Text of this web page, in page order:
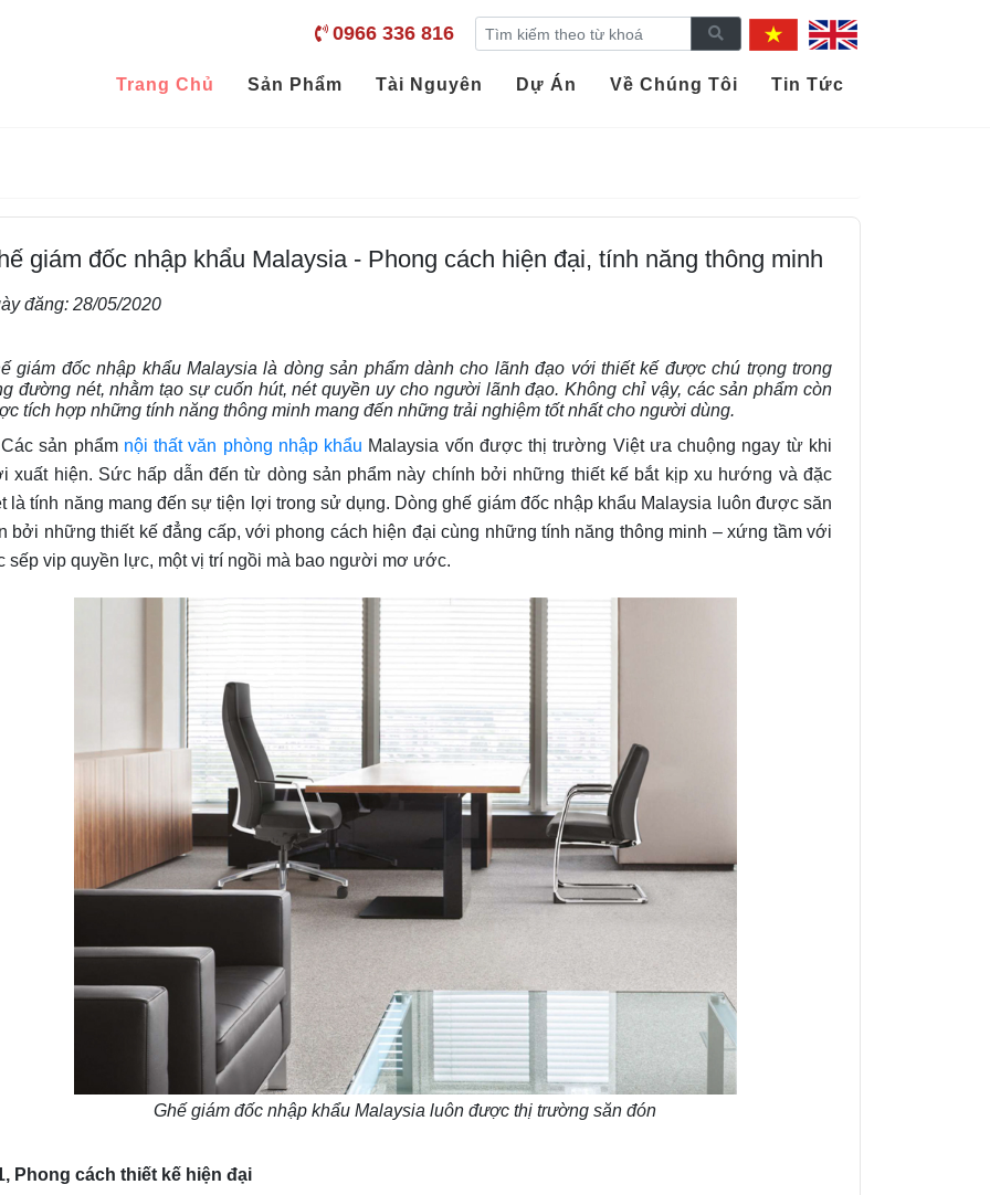
0966 336 816
Trang Chủ Sản Phẩm Tài Nguyên Dự Án Về Chúng Tôi Tin Tức
giám đốc nhập khẩu Malaysia - Phong cách hiện đại, tính năng thông minh
đăng: 28/05/2020
giám đốc nhập khẩu Malaysia là dòng sản phẩm dành cho lãnh đạo với thiết kế được chú trọng trong
đường nét, nhằm tạo sự cuốn hút, nét quyền uy cho người lãnh đạo. Không chỉ vậy, các sản phẩm còn
tích hợp những tính năng thông minh mang đến những trải nghiệm tốt nhất cho người dùng.
sản phẩm nội thất văn phòng nhập khẩu Malaysia vốn được thị trường Việt ưa chuộng ngay từ khi
xuất hiện. Sức hấp dẫn đến từ dòng sản phẩm này chính bởi những thiết kế bắt kịp xu hướng và đặc
là tính năng mang đến sự tiện lợi trong sử dụng. Dòng ghế giám đốc nhập khẩu Malaysia luôn được săn
bởi những thiết kế đẳng cấp, với phong cách hiện đại cùng những tính năng thông minh – xứng tầm với
sếp vip quyền lực, một vị trí ngồi mà bao người mơ ước.
Ghế giám đốc nhập khẩu Malaysia luôn được thị trường săn đón
Phong cách thiết kế hiện đại